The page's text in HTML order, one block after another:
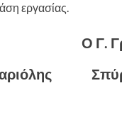
εργασίας.
Ο Γ.